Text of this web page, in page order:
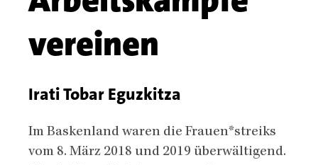
vereinen
Irati Tobar Eguzkitza
Body
Im Baskenland waren die Frauen*streiks
vom 8. März 2018 und 2019 überwältigend.